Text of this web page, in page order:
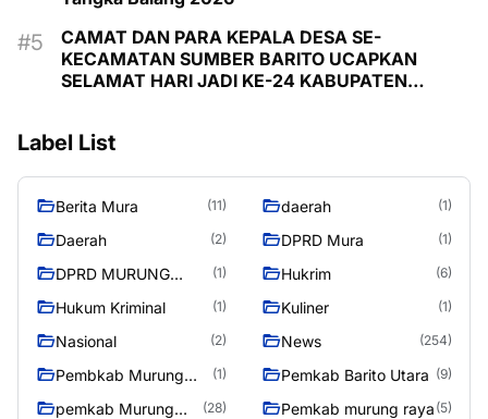
CAMAT DAN PARA KEPALA DESA SE-
KECAMATAN SUMBER BARITO UCAPKAN
SELAMAT HARI JADI KE-24 KABUPATEN
Label List
Berita Mura (11) daerah (1)
Daerah (2) DPRD Mura (1)
DPRD MURUNG
(1) Hukrim (6)
Hukum Kriminal (1) Kuliner (1)
Nasional (2) News (254)
Pembkab Murung
(1) Pemkab Barito Utara (9)
pemkab Murung
(28) Pemkab murung raya (5)